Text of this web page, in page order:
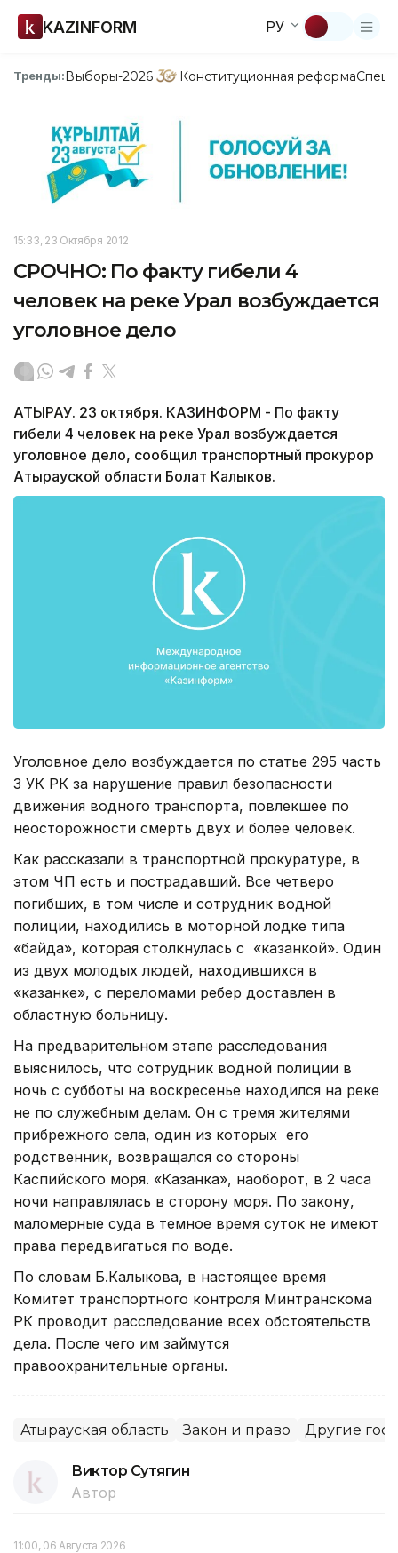
KAZINFORM РУ
Тренды:Выборы-2026 Конституционная реформа
15:33, 23 Октября 2012
СРОЧНО: По факту гибели 4
человек на реке Урал возбуждается
уголовное дело
АТЫРАУ. 23 октября. КАЗИНФОРМ - По факту
гибели 4 человек на реке Урал возбуждается
уголовное дело, сообщил транспортный прокурор
Атырауской области Болат Калыков.
Уголовное дело возбуждается по статье 295 часть
3 УК РК за нарушение правил безопасности
движения водного транспорта, повлекшее по
неосторожности смерть двух и более человек.
Как рассказали в транспортной прокуратуре, в
этом ЧП есть и пострадавший. Все четверо
погибших, в том числе и сотрудник водной
полиции, находились в моторной лодке типа
«байда», которая столкнулась с «казанкой». Один
из двух молодых людей, находившихся в
«казанке», с переломами ребер доставлен в
областную больницу.
На предварительном этапе расследования
выяснилось, что сотрудник водной полиции в
ночь с субботы на воскресенье находился на реке
не по служебным делам. Он с тремя жителями
прибрежного села, один из которых его
родственник, возвращался со стороны
Каспийского моря. «Казанка», наоборот, в 2 часа
ночи направлялась в сторону моря. По закону,
маломерные суда в темное время суток не имеют
права передвигаться по воде.
По словам Б.Калыкова, в настоящее время
Комитет транспортного контроля Минтранскома
РК проводит расследование всех обстоятельств
дела. После чего им займутся
правоохранительные органы.
Атырауская область Закон и право Другие
Виктор Сутягин
Автор
11:00, 06 Августа 2026